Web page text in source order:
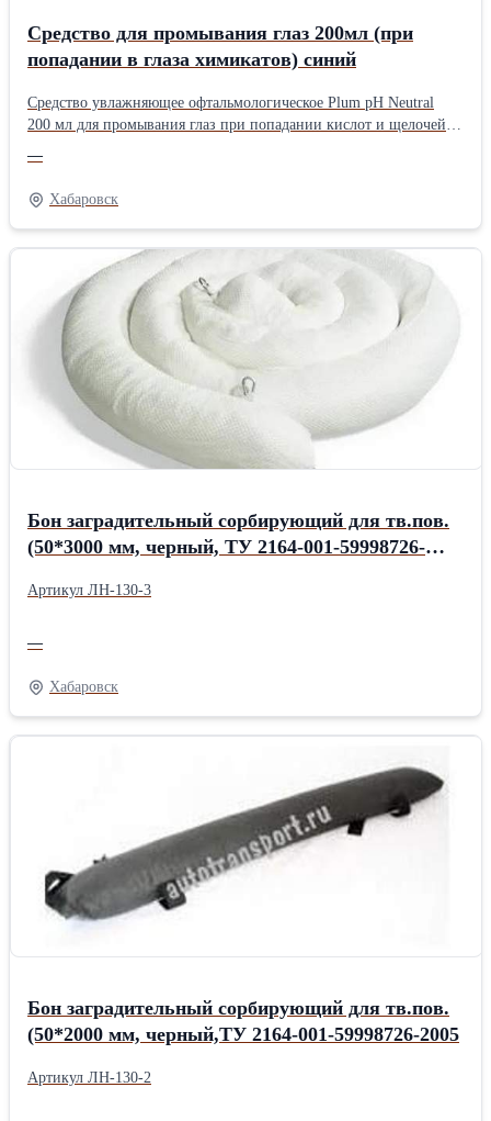
Средство для промывания глаз 200мл (при
попадании в глаза химикатов) синий
Средство увлажняющее офтальмологическое Plum pH Neutral
200 мл для промывания глаз при попадании кислот и щелочей
содержит стерильный буферный раствор фосфатных солей
концентрацией 4,9%. Флакон снабжен колпачком эргономичной
формы, обеспечивающей плотное прилегание к глазу
и равномерное промывание. Имеет пылезащитную крышку
и подробную инструкцию на этикетке. Упаковка стерильная,
после вскрытия средство не хранить. Если упаковка не вскрыта,
то препарат хранится 3,5 года. Важно: струя жидкости для
промывания не должна попадать в глаза под напором, на флакон
надо слегка надавливать и несильно сжимать. Комплектация: 1
флакон 200 мл.
—
Хабаровск
Бон заградительный сорбирующий для тв.пов.
(50*3000 мм, черный, ТУ 2164-001-59998726-
Артикул ЛН-130-3
—
Хабаровск
Бон заградительный сорбирующий для тв.пов.
(50*2000 мм, черный,ТУ 2164-001-59998726-2005
Артикул ЛН-130-2